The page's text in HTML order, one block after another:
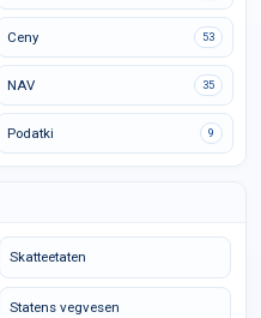
Ceny 53
NAV 35
Podatki 9
Skatteetaten
Statens vegvesen